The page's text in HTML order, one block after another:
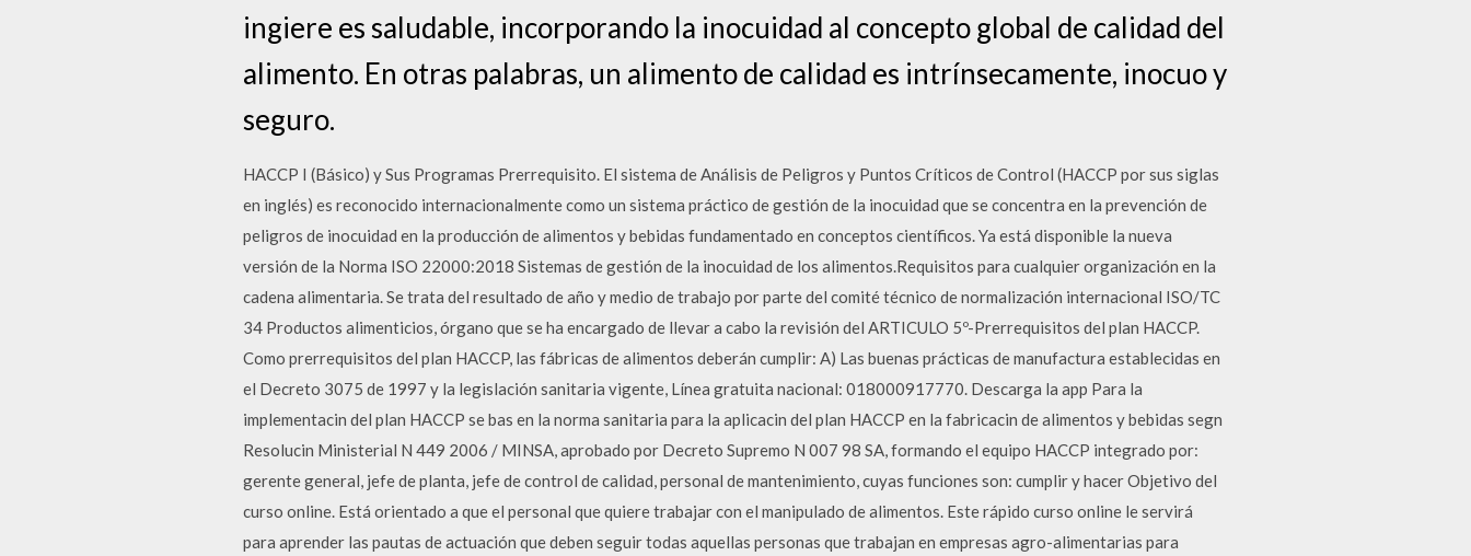
ingiere es saludable, incorporando la inocuidad al concepto global de calidad del
alimento. En otras palabras, un alimento de calidad es intrínsecamente, inocuo y
seguro.
HACCP I (Básico) y Sus Programas Prerrequisito. El sistema de Análisis de Peligros y Puntos Críticos de Control (HACCP por sus siglas
en inglés) es reconocido internacionalmente como un sistema práctico de gestión de la inocuidad que se concentra en la prevención de
peligros de inocuidad en la producción de alimentos y bebidas fundamentado en conceptos científicos. Ya está disponible la nueva
versión de la Norma ISO 22000:2018 Sistemas de gestión de la inocuidad de los alimentos.Requisitos para cualquier organización en la
cadena alimentaria. Se trata del resultado de año y medio de trabajo por parte del comité técnico de normalización internacional ISO/TC
34 Productos alimenticios, órgano que se ha encargado de llevar a cabo la revisión del ARTICULO 5º-Prerrequisitos del plan HACCP.
Como prerrequisitos del plan HACCP, las fábricas de alimentos deberán cumplir: A) Las buenas prácticas de manufactura establecidas en
el Decreto 3075 de 1997 y la legislación sanitaria vigente, Línea gratuita nacional: 018000917770. Descarga la app Para la
implementacin del plan HACCP se bas en la norma sanitaria para la aplicacin del plan HACCP en la fabricacin de alimentos y bebidas segn
Resolucin Ministerial N 449 2006 / MINSA, aprobado por Decreto Supremo N 007 98 SA, formando el equipo HACCP integrado por:
gerente general, jefe de planta, jefe de control de calidad, personal de mantenimiento, cuyas funciones son: cumplir y hacer Objetivo del
curso online. Está orientado a que el personal que quiere trabajar con el manipulado de alimentos. Este rápido curso online le servirá
para aprender las pautas de actuación que deben seguir todas aquellas personas que trabajan en empresas agro-alimentarias para